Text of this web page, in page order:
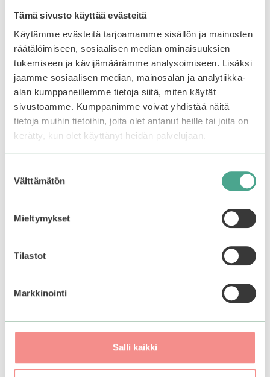
Tämä sivusto käyttää evästeitä
Käytämme evästeitä tarjoamamme sisällön ja mainosten
räätälöimiseen, sosiaalisen median ominaisuuksien
tukemiseen ja kävijämäärämme analysoimiseen. Lisäksi
jaamme sosiaalisen median, mainosalan ja analytiikka-
alan kumppaneillemme tietoja siitä, miten käytät
sivustoamme. Kumppanimme voivat yhdistää näitä
tietoja muihin tietoihin, joita olet antanut heille tai joita on
kerätty, kun olet käyttänyt heidän palvelujaan.
valinta
Välttämätön
Mieltymykset
Tilastot
Markkinointi
Salli kaikki
Tutustu myös
Lisää ostoskoriin